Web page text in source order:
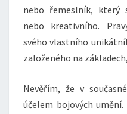
nebo řemeslník, který
nebo kreativního.
svého vlastního
založeného na
Nevěřím, že v
účelem bojových